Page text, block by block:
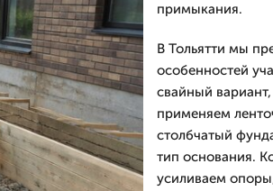
примыкания.
В Тольятти мы
особенностей
свайный
применяем
столбчатый
тип основания.
усиливаем